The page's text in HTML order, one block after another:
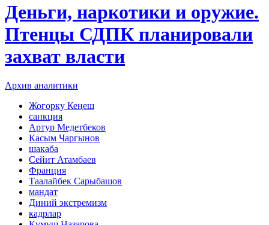
Деньги, наркотики и оружие.
Птенцы СДПК планировали
захват власти
Архив аналитики
Жогорку Кеңеш
санкция
Артур Медетбеков
Касым Чаргынов
шакаба
Сейит Атамбаев
Франция
Таалайбек Сарыбашов
мандат
Диний экстремизм
кадрлар